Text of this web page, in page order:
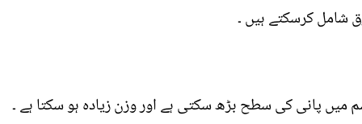
شامل کرسکتے ہیں ۔
پانی کی سطح بڑھ سکتی ہے اور وزن زیادہ ہو سکتا ہے ۔